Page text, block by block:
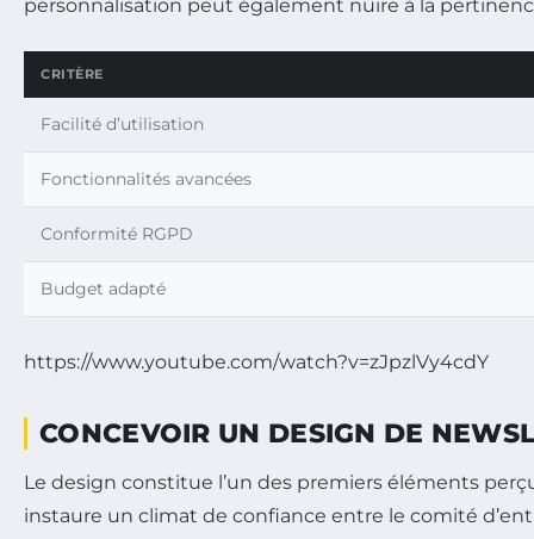
personnalisation peut également nuire à la
CRITÈRE
Facilité d’utilisation
Fonctionnalités avancées
Conformité RGPD
Budget adapté
https://www.youtube.com/watch?v=zJpzlVy4cdY
CONCEVOIR UN DESIGN DE
Le design constitue l’un des premiers éléments
instaure un climat de confiance entre le comité